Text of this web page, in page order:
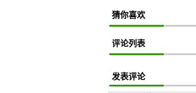
猜你喜欢
评论列表
发表评论